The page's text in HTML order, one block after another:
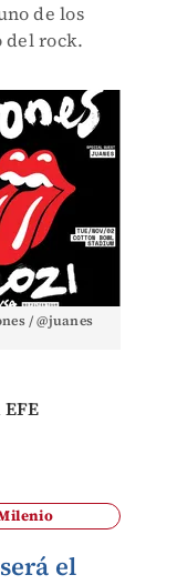
de los
del rock.
/ @juanes
el